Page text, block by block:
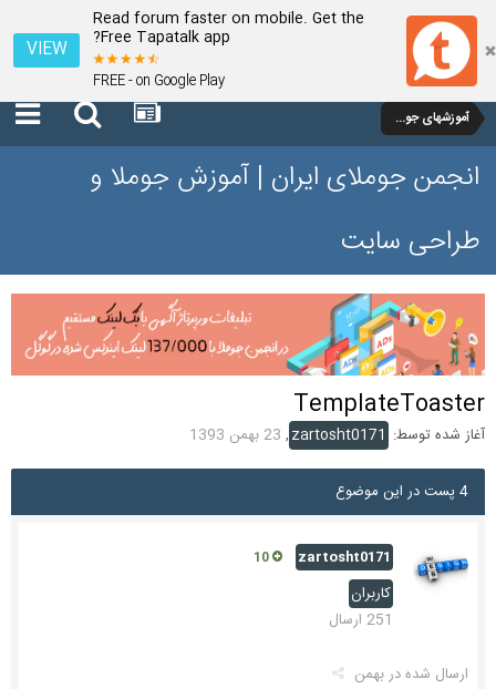
Read forum faster on mobile. Get the
Free Tapatalk app?
FREE - on Google Play
VIEW
آموزشهای جوملا 1.7 و 2.5
انجمن جوملای ایران | آموزش جوملا و
طراحی سایت
TemplateToaster
آغاز شده توسط: zartosht0171
, 23 بهمن 1393
4 پست در این موضوع
zartosht0171
کاربران
251 ارسال
ارسال شده دربهمن